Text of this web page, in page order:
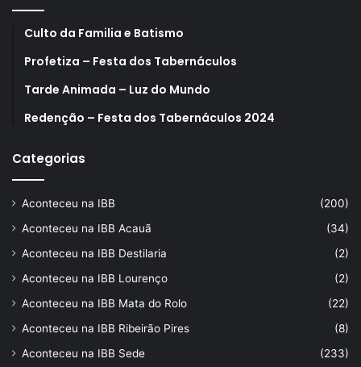
Culto da Familia e Batismo
Profetiza – Festa dos Tabernáculos
Tarde Animada – Luz do Mundo
Redenção – Festa dos Tabernáculos 2024
Categorias
Aconteceu na IBB
(200)
Aconteceu na IBB Acauã
(34)
Aconteceu na IBB Destilaria
(2)
Aconteceu na IBB Lourenço
(2)
Aconteceu na IBB Mata do Rolo
(22)
Aconteceu na IBB Ribeirão Pires
(8)
Aconteceu na IBB Sede
(233)